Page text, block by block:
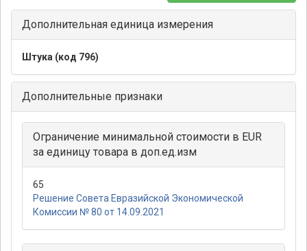
Дополнительная единица измерения
Штука (код 796)
Дополнительные признаки
Ограничение минимальной стоимости в EUR
за единицу товара в доп.ед.изм
65
Решение Совета Евразийской Экономической
Комиссии № 80 от 14.09.2021